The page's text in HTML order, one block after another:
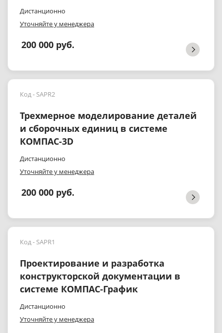
Дистанционно
Уточняйте у менеджера
200 000 руб.
Код - SAPR2
Трехмерное моделирование деталей
и сборочных единиц в системе
КОМПАС-3D
Дистанционно
Уточняйте у менеджера
200 000 руб.
Код - SAPR1
Проектирование и разработка
конструкторской документации в
системе КОМПАС-График
Дистанционно
Уточняйте у менеджера